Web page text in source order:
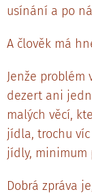
usínání a po
A člověk má
Jenže
dezert ani
malých věcí,
jídla, trochu
jídly, minimum
Dobrá zpráva